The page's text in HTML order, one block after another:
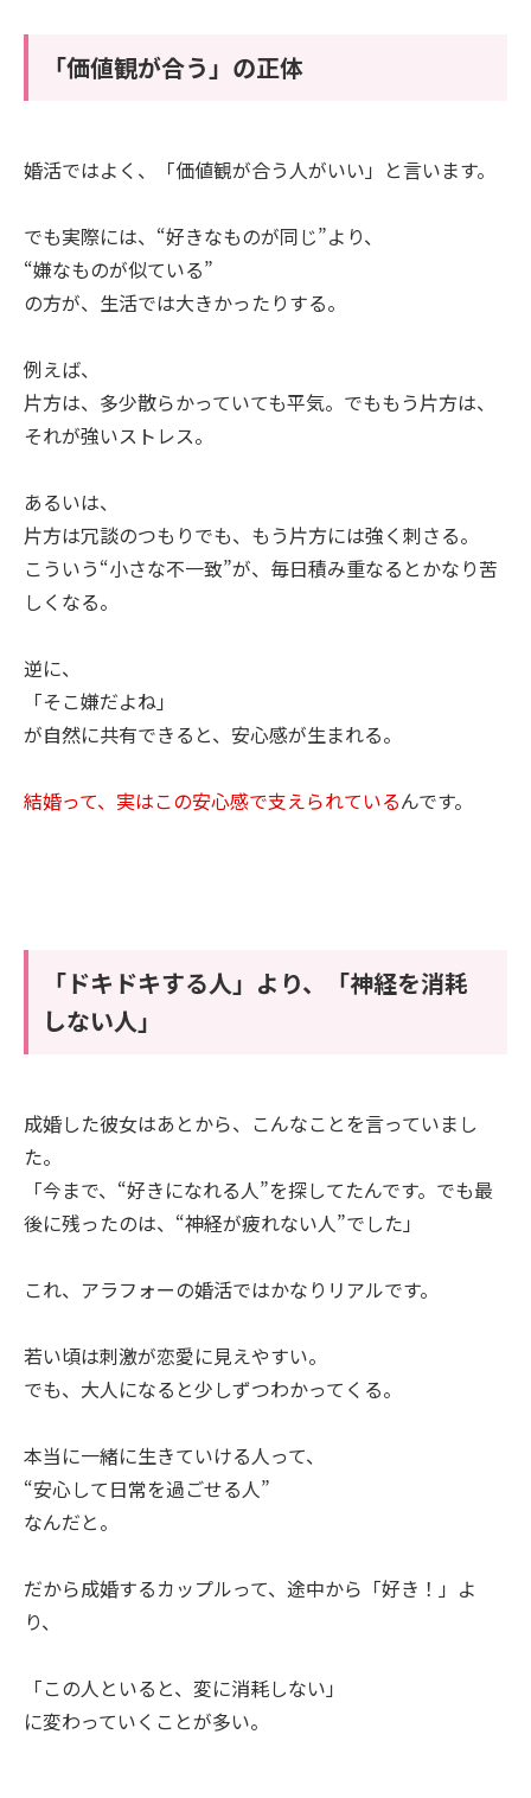
「価値観が合う」の正体
婚活ではよく、「価値観が合う人がいい」と言います。
でも実際には、“好きなものが同じ”より、
“嫌なものが似ている”
の方が、生活では大きかったりする。
例えば、
片方は、多少散らかっていても平気。でももう片方は、
それが強いストレス。
あるいは、
片方は冗談のつもりでも、もう片方には強く刺さる。
こういう“小さな不一致”が、毎日積み重なるとかなり苦
しくなる。
逆に、
「そこ嫌だよね」
が自然に共有できると、安心感が生まれる。
結婚って、実はこの安心感で支えられているんです。
「ドキドキする人」より、「神経を消耗
しない人」
成婚した彼女はあとから、こんなことを言っていまし
た。
「今まで、“好きになれる人”を探してたんです。でも最
後に残ったのは、“神経が疲れない人”でした」
これ、アラフォーの婚活ではかなりリアルです。
若い頃は刺激が恋愛に見えやすい。
でも、大人になると少しずつわかってくる。
本当に一緒に生きていける人って、
“安心して日常を過ごせる人”
なんだと。
だから成婚するカップルって、途中から「好き！」よ
り、
「この人といると、変に消耗しない」
に変わっていくことが多い。